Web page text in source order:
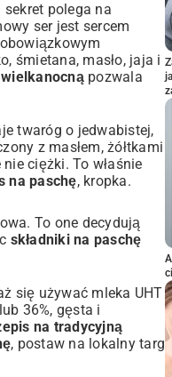
polega na
ser jest sercem
śmietana, masło, jaja i
pozwala
twaróg o jedwabistej,
z masłem, żółtkami
ciężki. To właśnie
na paschę, kropka.
To one decydują
składniki na paschę
się używać mleka UHT
36%, gęsta i
na tradycyjną
, postaw na lokalny targ